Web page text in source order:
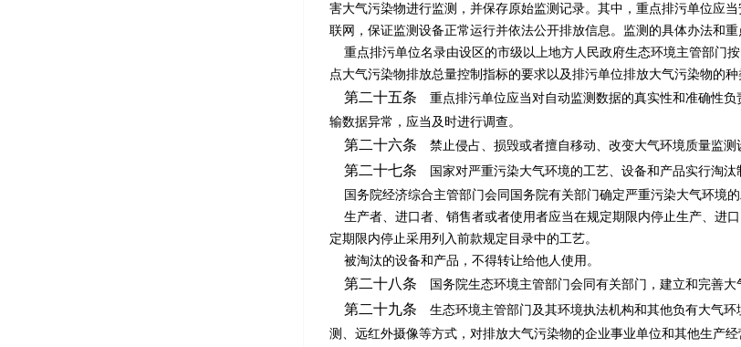
害大气污染物进行监测，并保存原始监测记录。其中，重点排污单位应
联网，保证监测设备正常运行并依法公开排放信息。监测的具体办法和
重点排污单位名录由设区的市级以上地方人民政府生态环境主管部门
点大气污染物排放总量控制指标的要求以及排污单位排放大气污染物的
第二十五条 重点排污单位应当对自动监测数据的真实性和准确性
输数据异常，应当及时进行调查。
第二十六条 禁止侵占、损毁或者擅自移动、改变大气环境质量监测
第二十七条 国家对严重污染大气环境的工艺、设备和产品实行淘汰
国务院经济综合主管部门会同国务院有关部门确定严重污染大气环境
生产者、进口者、销售者或者使用者应当在规定期限内停止生产、进
定期限内停止采用列入前款规定目录中的工艺。
被淘汰的设备和产品，不得转让给他人使用。
第二十八条 国务院生态环境主管部门会同有关部门，建立和完善大
第二十九条 生态环境主管部门及其环境执法机构和其他负有大气
测、远红外摄像等方式，对排放大气污染物的企业事业单位和其他生产